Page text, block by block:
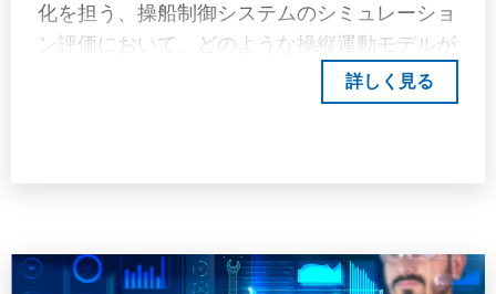
化を担う、操船制御システムのシミュレーショ
ン評価において、どのような操縦運動モデルが
適切であるか、その要件と確認方法について議
詳しく見る